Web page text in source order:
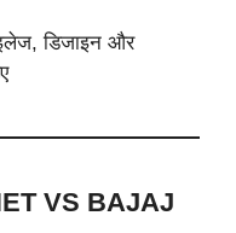
डिजाइन और
VS BAJAJ